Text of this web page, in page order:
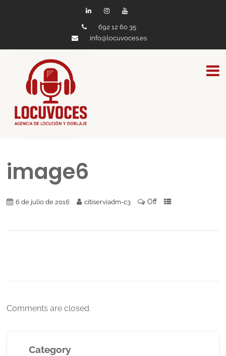
692 12 60 35
info@locuvoces.es
image6
6 de julio de 2016 citiserviadm-c3 Off
Comments are closed.
Category